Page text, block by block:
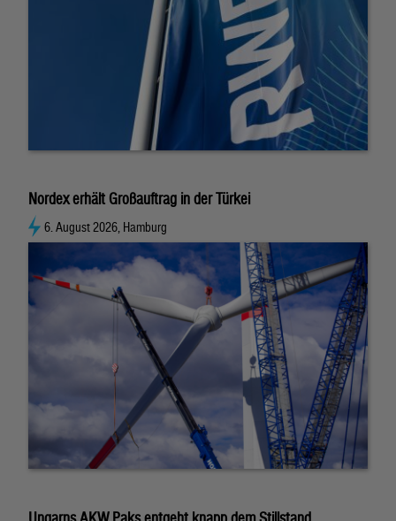
Nordex erhält Großauftrag in der Türkei
6. August 2026, Hamburg